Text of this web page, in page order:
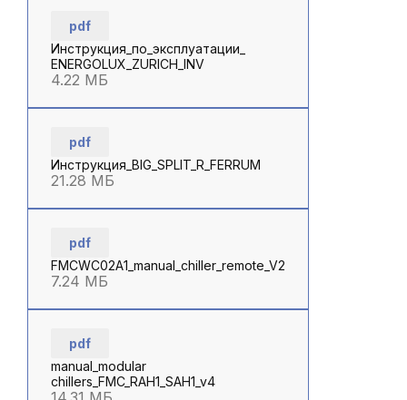
pdf
Инструкция_по_эксплуатации_
ENERGOLUX_ZURICH_INV
4.22 МБ
pdf
Инструкция_BIG_SPLIT_R_FERRUM
21.28 МБ
pdf
FMCWC02A1_manual_chiller_remote_V2
7.24 МБ
pdf
manual_modular
chillers_FMC_RAH1_SAH1_v4